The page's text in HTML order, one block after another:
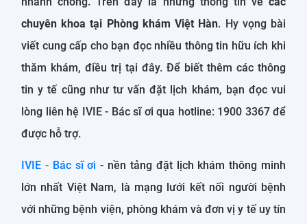
chuyên khoa tại Phòng khám Việt Hàn. Hy vọng bài
viết cung cấp cho bạn đọc nhiều thông tin hữu ích khi
thăm khám, điều trị tại đây. Để biết thêm các thông
tin y tế cũng như tư vấn đặt lịch khám, bạn đọc vui
lòng liên hệ IVIE - Bác sĩ ơi qua hotline: 1900 3367 để
được hỗ trợ.
IVIE - Bác sĩ ơi - nền tảng đặt lịch khám thông minh
lớn nhất Việt Nam, là mạng lưới kết nối người bệnh
với những bệnh viện, phòng khám và đơn vị y tế uy tín